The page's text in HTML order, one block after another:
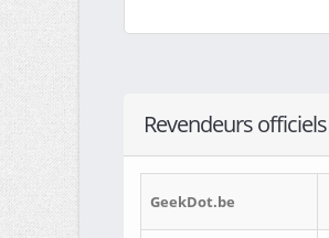
Revendeurs officiels
GeekDot.be